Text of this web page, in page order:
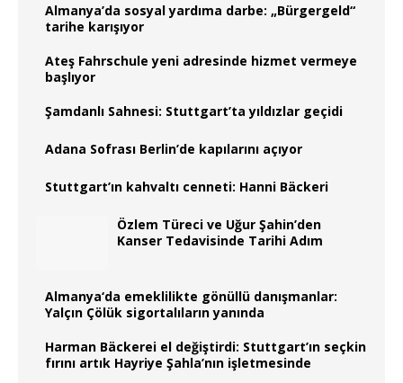
Almanya’da sosyal yardıma darbe: „Bürgergeld“
tarihe karışıyor
Ateş Fahrschule yeni adresinde hizmet vermeye
başlıyor
Şamdanlı Sahnesi: Stuttgart’ta yıldızlar geçidi
Adana Sofrası Berlin’de kapılarını açıyor
Stuttgart’ın kahvaltı cenneti: Hanni Bäckeri
Özlem Türeci ve Uğur Şahin’den
Kanser Tedavisinde Tarihi Adım
Almanya‘da emeklilikte gönüllü danışmanlar:
Yalçın Çölük sigortalıların yanında
Harman Bäckerei el değiştirdi: Stuttgart’ın seçkin
fırını artık Hayriye Şahla’nın işletmesinde